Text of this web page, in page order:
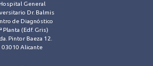
Hospital General
Dr. Balmis
de Diagnóstico
Planta (Edf. Gris)
Pintor Baeza 12.
03010 Alicante